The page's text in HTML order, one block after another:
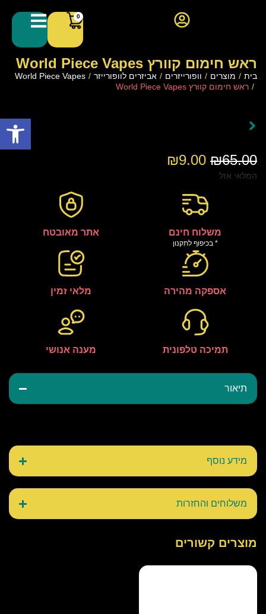
0
ראש חימום קוורץ World Piece Vapes
בית / מוצרים / וופורייזרים / אביזרים לוופורייזר /
World Piece Vapes
/ ראש חימום קוורץ World Piece Vapes
תיאור
מידע נוסף
משלוחים והחזרות
₪65.00
₪9.00
המלאי אזל
משלוח חינם
* בכיפוף לתקנון
אתר מאובטח
אספקה מהירה מלאי זמין
תמיכה טלפונית מענה אנושי
מוצרים קשורים
פתח